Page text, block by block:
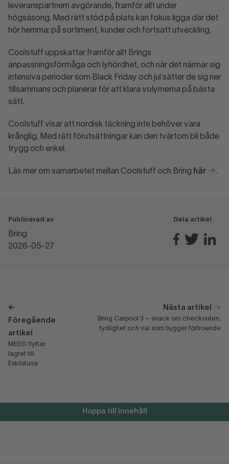
leveranspartnern avgörande, framför allt under
högsäsong. Med rätt stöd på plats kan fokus ligga där det
hör hemma: på sortiment, kunder och fortsatt utveckling.
Coolstuff uppskattar framför allt Brings
anpassningsförmåga och lyhördhet, och när det närmar sig
intensiva perioder som Black Friday och jul sätter de sig ner
tillsammans och planerar för att klara volymerna på bästa
sätt.
Coolstuff visar att nordisk täckning inte behöver vara
krånglig. Med rätt förutsättningar kan den tvärtom bli både
trygg och enkel.
Läs mer om samarbetet mellan Coolstuff och Bring här .
Publicerad av
Bring
2026-05-27
Dela artikel
Föregående
artikel
MEDS flyttar
lagret till
Eskilstuna
Nästa artikel
Bring Carpool 3 – snack om checkouten,
tydlighet och val som bygger förtroende
Hoppa till innehåll